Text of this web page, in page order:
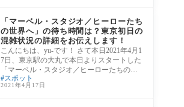
「マーベル・スタジオ／ヒーローたち
の世界へ」の待ち時間は？東京初日の
混雑状況の詳細をお伝えします！
こんにちは、yu-です！ さて本日2021年4月1
7日、東京駅の大丸で本日よりスタートした
「マーベル・スタジオ／ヒーローたちの世
界へ」
スポット
2021年4月17日